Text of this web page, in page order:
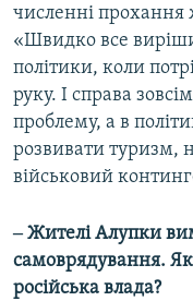
численні прохання
«Швидко все
політики, коли
руку. І справа
проблему, а в
розвивати туризм,
військовий
‒ Жителі Алупки
самоврядування.
російська влада?